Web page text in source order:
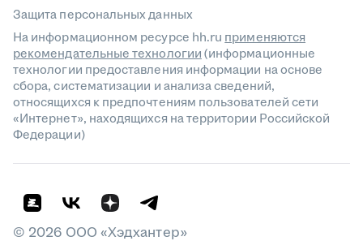
Защита персональных данных
На информационном ресурсе hh.ru применяются
рекомендательные технологии(информационные
технологии предоставления информации на основе
сбора, систематизации и анализа сведений,
относящихся к предпочтениям пользователей сети
«Интернет», находящихся на территории Российской
Федерации)
© 2026 ООО «Хэдхантер»